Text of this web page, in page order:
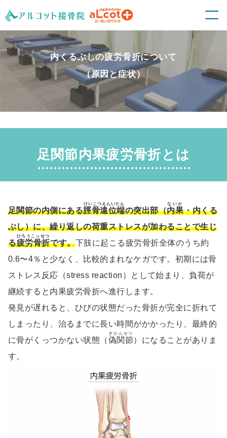
内くるぶしの疲労骨折について
（原因と症状）
足関節内果疲労骨折とは
足関節の内側にある脛骨遠位端
けいこつえんいたん
の突出部（内果
ないか
・内くる
ぶし）に、繰り返しの荷重ストレスが加わることで生じ
る疲労骨折
ひろうこっせつ
です。下肢に起こる疲労骨折全体のうち約
0.6〜4％と少なく、比較的まれなケガです。初期には骨
ストレス反応（stress reaction）として始まり、負荷が
継続すると内果疲労骨折へ進行します。
発見が遅れると、ひびの状態だった骨折が完全に折れて
しまったり、治るまでに長い時間がかかったり、最終的
に骨がくっつかない状態（偽関節
ぎかんせつ
）になることがありま
す。